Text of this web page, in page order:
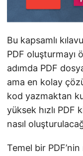
Bu kapsamlı
PDF oluşturmayı
adımda PDF
ama en kolay
kod yazmaktan
yüksek hızlı PDF
nasıl
Temel bir